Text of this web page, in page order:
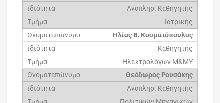
Αναπληρ. Καθηγητής
Ιατρικής
Ηλίας Β. Κοσματόπουλος
Καθηγητής
Ηλεκτρολόγων Μ&ΜΥ
Θεόδωρος Ρουσάκης
Αναπληρ. Καθηγητής